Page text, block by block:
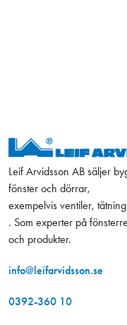
Leif Arvidsson AB säljer
fönster och dörrar,
exempelvis ventiler,
. Som experter på
och produkter.
info@leifarvidsson.se
0392-360 10